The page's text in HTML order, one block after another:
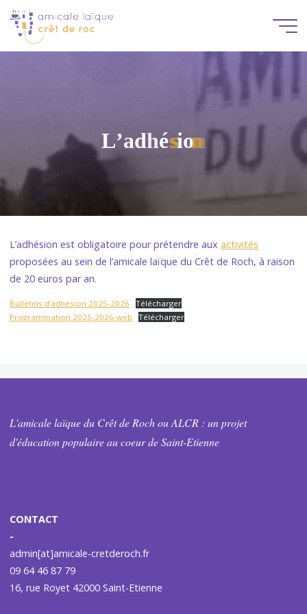
Aller
contenu
L’adhés
sion
n
L’adhésion est obligatoire pour prétendre auxactivités
proposées au sein de l’amicale laïque du Crêt de Roch, à raison
de 20 euros par an.
Bulletins d’adhésion 2025-2026
Télécharger
Programmation 2025-2026-web
Télécharger
L'amicale laïque du Crêt de Roch ou ALCR : un projet
d'éducation populaire au coeur de Saint-Etienne
CONTACT
-
admin[at]amicale-cretderoch.fr
09 64 46 87 79
16, rue Royet 42000 Saint-Etienne